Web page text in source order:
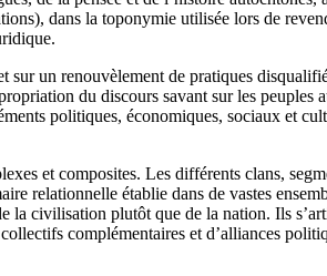
dans la toponymie utilisée lors de
un renouvèlement de pratiques
du discours savant sur les peuples
politiques, économiques, sociaux et
et composites. Les différents clans,
relationnelle établie dans de vastes
civilisation plutôt que de la nation. Ils
complémentaires et d’alliances